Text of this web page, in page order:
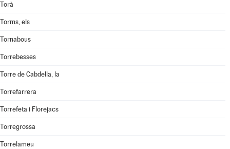
Torà
Torms, els
Tornabous
Torrebesses
Torre de Cabdella, la
Torrefarrera
Torrefeta i Florejacs
Torregrossa
Torrelameu